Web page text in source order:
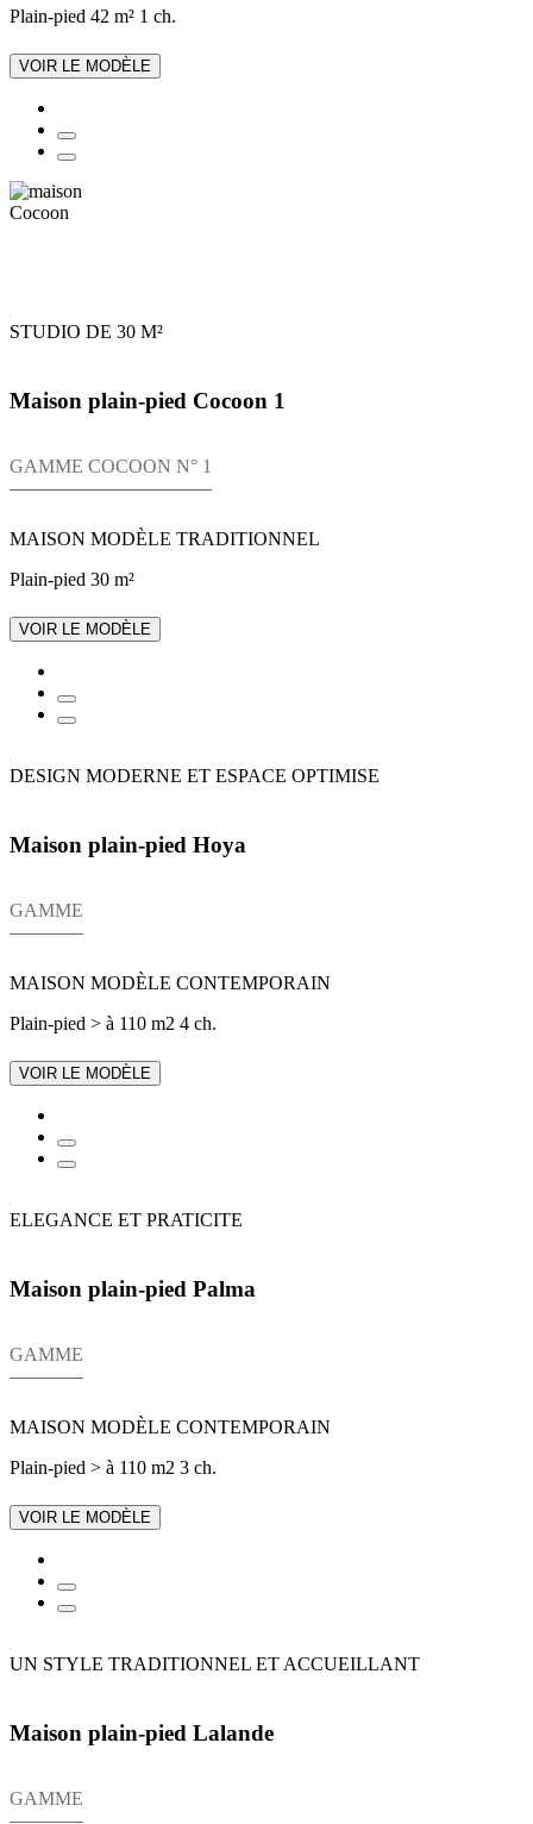
Plain-pied 42 m² 1 ch.
VOIR LE MODÈLE
STUDIO DE 30 M²
Maison plain-pied Cocoon 1
GAMME COCOON N° 1
MAISON MODÈLE TRADITIONNEL
Plain-pied 30 m²
VOIR LE MODÈLE
DESIGN MODERNE ET ESPACE OPTIMISE
Maison plain-pied Hoya
GAMME
MAISON MODÈLE CONTEMPORAIN
Plain-pied > à 110 m2 4 ch.
VOIR LE MODÈLE
ELEGANCE ET PRATICITE
Maison plain-pied Palma
GAMME
MAISON MODÈLE CONTEMPORAIN
Plain-pied > à 110 m2 3 ch.
VOIR LE MODÈLE
UN STYLE TRADITIONNEL ET ACCUEILLANT
Maison plain-pied Lalande
GAMME